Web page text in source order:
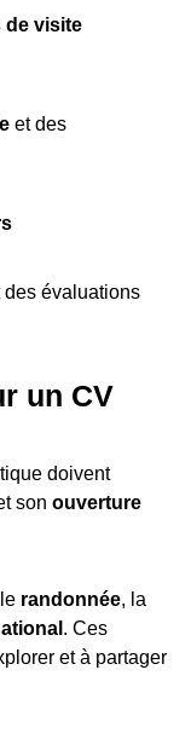
de visite
et des
évaluations
un CV
doivent
son ouverture
randonnée, la
. Ces
et à partager